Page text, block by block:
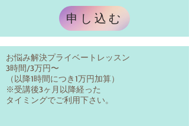
申し込む
お悩み解決プライベートレッスン
3時間/3万円〜
（以降1時間につき1万円加算）
※​受講後3ヶ月以降経った
タイミングでご利用下さい。